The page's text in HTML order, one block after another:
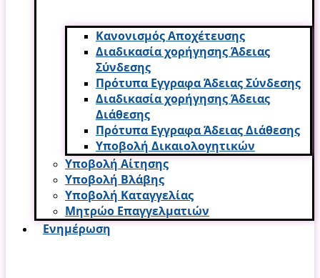
Κανονισμός Αποχέτευσης
Διαδικασία χορήγησης Άδειας
Σύνδεσης
Πρότυπα Εγγραφα Άδειας Σύνδεσης
Διαδικασία χορήγησης Άδειας
Διάθεσης
Πρότυπα Εγγραφα Άδειας Διάθεσης
Υποβολή Δικαιολογητικών
Υποβολή Αίτησης
Υποβολή Βλάβης
Υποβολή Καταγγελίας
Μητρώο Επαγγελματιών
Ενημέρωση